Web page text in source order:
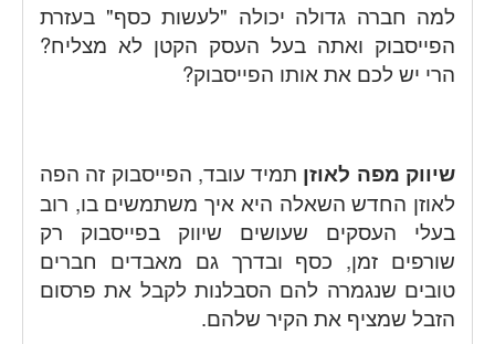
למה חברה גדולה יכולה "לעשות כסף" בעזרת
הפייסבוק ואתה בעל העסק הקטן לא מצליח?
הרי יש לכם את אותו הפייסבוק?
שיווק מפה לאוזן תמיד עובד, הפייסבוק זה הפה
לאוזן החדש השאלה היא איך משתמשים בו, רוב
בעלי העסקים שעושים שיווק בפייסבוק רק
שורפים זמן, כסף ובדרך גם מאבדים חברים
טובים שנגמרה להם הסבלנות לקבל את פרסום
הזבל שמציף את הקיר שלהם.